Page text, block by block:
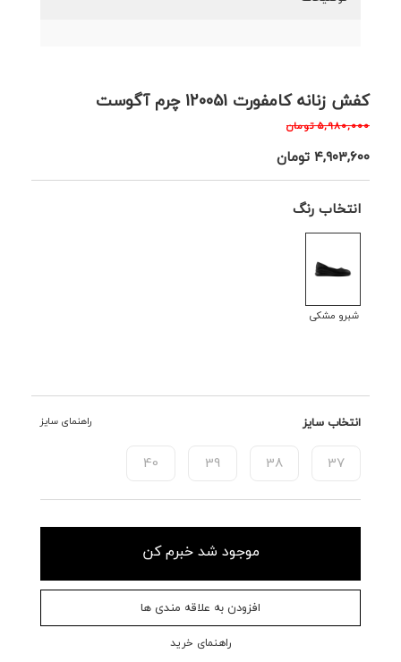
کفش زنانه کامفورت 120051 چرم آگوست
۵,۹۸۰,۰۰۰ تومان
۴,۹۰۳,۶۰۰تومان
انتخاب رنگ
شبرو مشکی
انتخاب سایز راهنمای سایز
37
38
39
40
موجود شد خبرم کن
افزودن به علاقه مندی ها
راهنمای خرید